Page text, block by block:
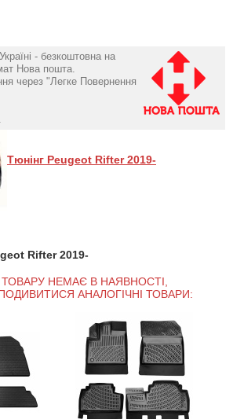
- безкоштовна на
Нова пошта.
через "Легке Повернення
Тюнінг Peugeot Rifter 2019-
Rifter 2019-
НЕМАЄ В НАЯВНОСТІ,
АНАЛОГІЧНІ ТОВАРИ: